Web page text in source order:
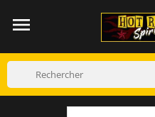
